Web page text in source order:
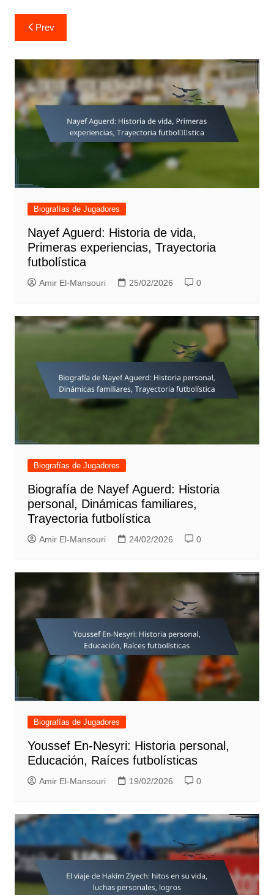
Post
navigation
Prev
Biografías de Jugadores
Nayef Aguerd: Historia de vida,
Primeras experiencias, Trayectoria
futbolística
Amir El-Mansouri 25/02/2026 0
Biografías de Jugadores
Biografía de Nayef Aguerd: Historia
personal, Dinámicas familiares,
Trayectoria futbolística
Amir El-Mansouri 24/02/2026 0
Biografías de Jugadores
Youssef En-Nesyri: Historia personal,
Educación, Raíces futbolísticas
Amir El-Mansouri 19/02/2026 0